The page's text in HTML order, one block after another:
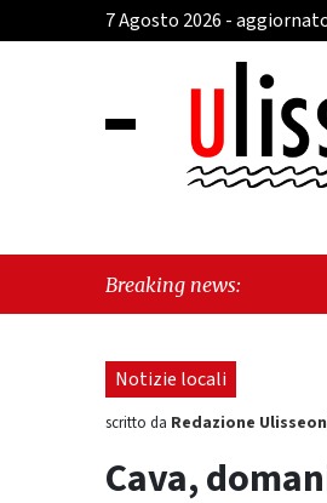
7 Agosto 2026 -
Breaking news:
Notizie locali
scritto da Redazione
Cava,